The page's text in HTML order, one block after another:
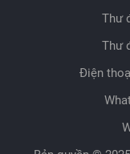
Thư
Thư
Điện